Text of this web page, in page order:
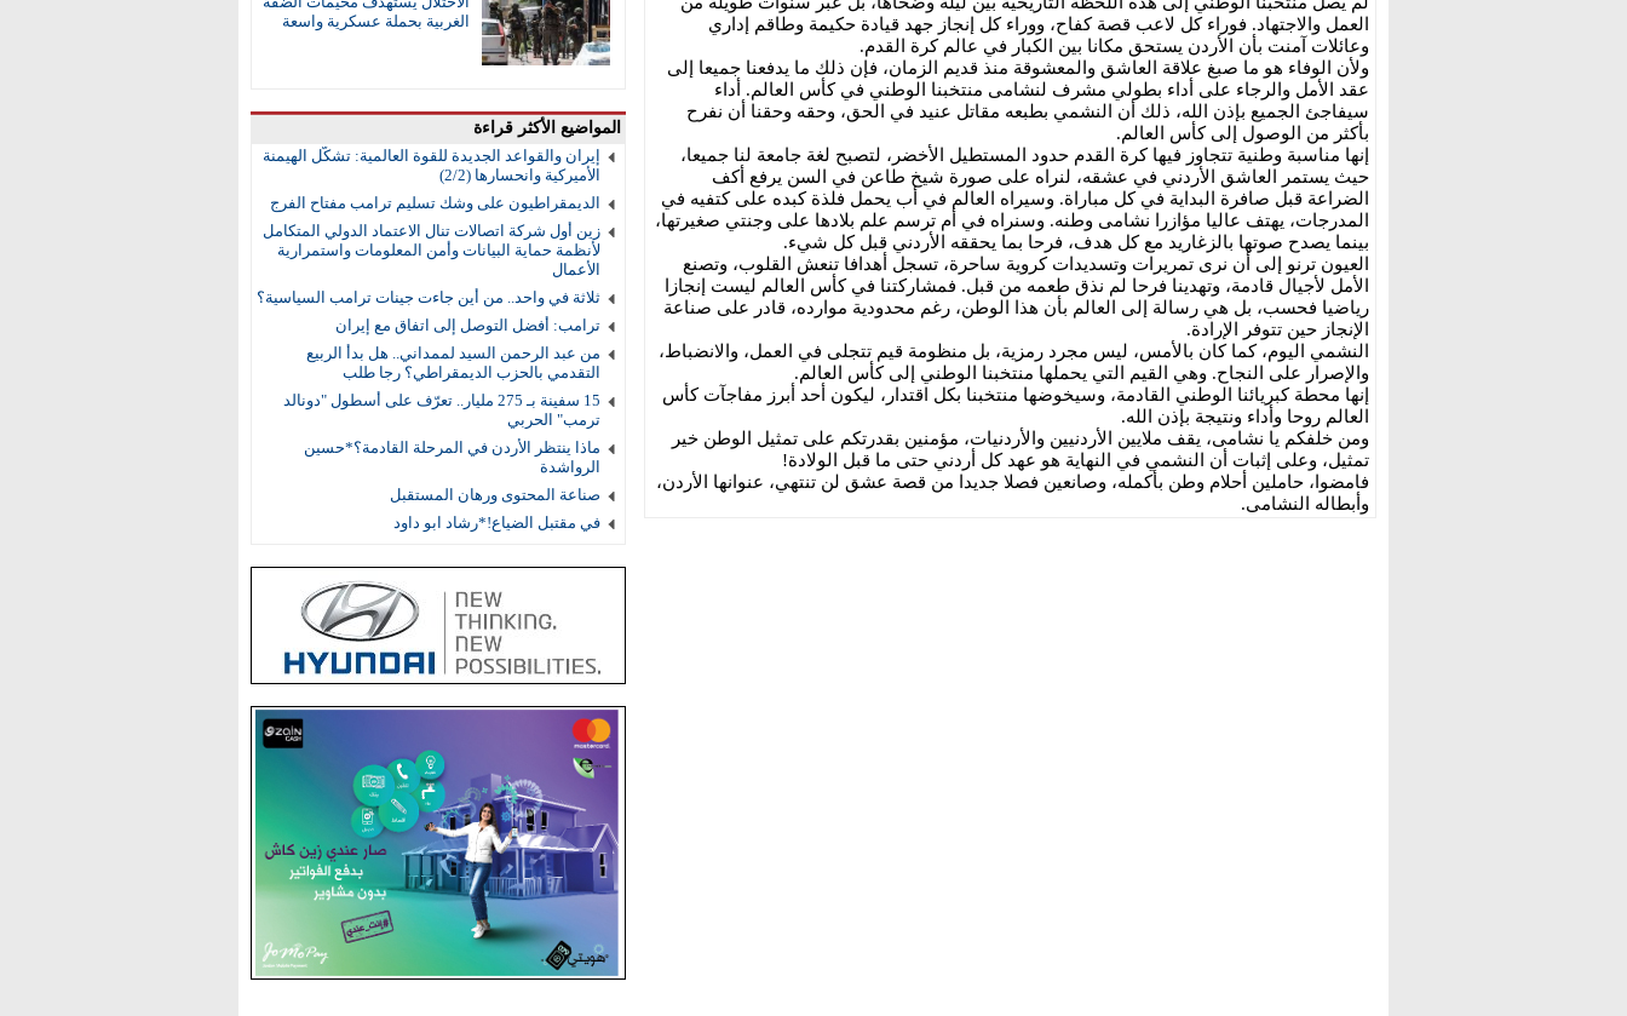
الغربية بحملة عسكرية واسعة
المواضيع الأكثر قراءة
إيران والقواعد الجديدة للقوة العالمية: تشكُّل الهيمنة
الأميركية وانحسارها (2/2)
الديمقراطيون على وشك تسليم ترامب مفتاح الفرج
زين أول شركة اتصالات تنال الاعتماد الدولي المتكامل
لأنظمة حماية البيانات وأمن المعلومات واستمرارية
الأعمال
ثلاثة في واحد.. من أين جاءت جينات ترامب السياسية؟
ترامب: أفضل التوصل إلى اتفاق مع إيران
من عبد الرحمن السيد لممداني.. هل بدأ الربيع
التقدمي بالحزب الديمقراطي؟ رجا طلب
15 سفينة بـ 275 مليار.. تعرّف على أسطول "دونالد
ترمب" الحربي
ماذا ينتظر الأردن في المرحلة القادمة؟*حسين
الرواشدة
صناعة المحتوى ورهان المستقبل
في مقتبل الضياع!*رشاد ابو داود
العمل والاجتهاد. فوراء كل لاعب قصة كفاح، ووراء كل إنجاز جهد قيادة حكيمة وطاقم إداري
وعائلات آمنت بأن الأردن يستحق مكانا بين الكبار في عالم كرة القدم.
ولأن الوفاء هو ما صبغ علاقة العاشق والمعشوقة منذ قديم الزمان، فإن ذلك ما يدفعنا جميعا إلى
عقد الأمل والرجاء على أداء بطولي مشرف لنشامى منتخبنا الوطني في كأس العالم. أداء
سيفاجئ الجميع بإذن الله، ذلك أن النشمي بطبعه مقاتل عنيد في الحق، وحقه وحقنا أن نفرح
بأكثر من الوصول إلى كأس العالم.
إنها مناسبة وطنية تتجاوز فيها كرة القدم حدود المستطيل الأخضر، لتصبح لغة جامعة لنا جميعا،
حيث يستمر العاشق الأردني في عشقه، لنراه على صورة شيخ طاعن في السن يرفع أكف
الضراعة قبل صافرة البداية في كل مباراة. وسيراه العالم في أب يحمل فلذة كبده على كتفيه في
المدرجات، يهتف عاليا مؤازرا نشامى وطنه. وسنراه في أم ترسم علم بلادها على وجنتي صغيرتها،
بينما يصدح صوتها بالزغاريد مع كل هدف، فرحا بما يحققه الأردني قبل كل شيء.
العيون ترنو إلى أن نرى تمريرات وتسديدات كروية ساحرة، تسجل أهدافا تنعش القلوب، وتصنع
الأمل لأجيال قادمة، وتهدينا فرحا لم نذق طعمه من قبل. فمشاركتنا في كأس العالم ليست إنجازا
رياضيا فحسب، بل هي رسالة إلى العالم بأن هذا الوطن، رغم محدودية موارده، قادر على صناعة
الإنجاز حين تتوفر الإرادة.
النشمي اليوم، كما كان بالأمس، ليس مجرد رمزية، بل منظومة قيم تتجلى في العمل، والانضباط،
والإصرار على النجاح. وهي القيم التي يحملها منتخبنا الوطني إلى كأس العالم.
إنها محطة كبريائنا الوطني القادمة، وسيخوضها منتخبنا بكل اقتدار، ليكون أحد أبرز مفاجآت كأس
العالم روحا وأداء ونتيجة بإذن الله.
ومن خلفكم يا نشامى، يقف ملايين الأردنيين والأردنيات، مؤمنين بقدرتكم على تمثيل الوطن خير
تمثيل، وعلى إثبات أن النشمي في النهاية هو عهد كل أردني حتى ما قبل الولادة!
فامضوا، حاملين أحلام وطن بأكمله، وصانعين فصلا جديدا من قصة عشق لن تنتهي، عنوانها الأردن،
وأبطاله النشامى.